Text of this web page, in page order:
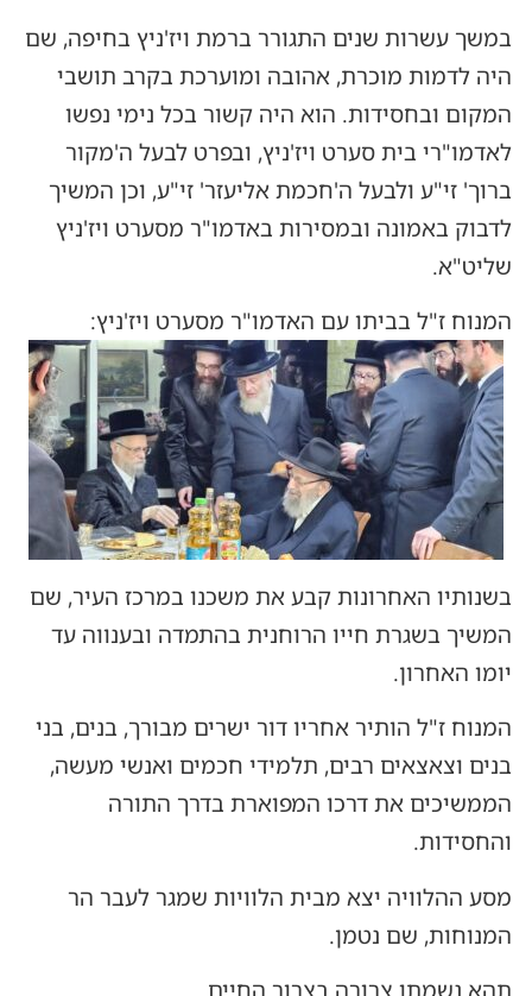
במשך עשרות שנים התגורר ברמת ויז'ניץ בחיפה, שם
היה לדמות מוכרת, אהובה ומוערכת בקרב תושבי
המקום ובחסידות. הוא היה קשור בכל נימי נפשו
לאדמו"רי בית סערט ויז'ניץ, ובפרט לבעל ה'מקור
ברוך' זי"ע ולבעל ה'חכמת אליעזר' זי"ע, וכן המשיך
לדבוק באמונה ובמסירות באדמו"ר מסערט ויז'ניץ
שליט"א.
המנוח ז"ל בביתו עם האדמו"ר מסערט ויז'ניץ:
בשנותיו האחרונות קבע את משכנו במרכז העיר, שם
המשיך בשגרת חייו הרוחנית בהתמדה ובענווה עד
יומו האחרון.
המנוח ז"ל הותיר אחריו דור ישרים מבורך, בנים, בני
בנים וצאצאים רבים, תלמידי חכמים ואנשי מעשה,
הממשיכים את דרכו המפוארת בדרך התורה
והחסידות.
מסע ההלוויה יצא מבית הלוויות שמגר לעבר הר
המנוחות, שם נטמן.